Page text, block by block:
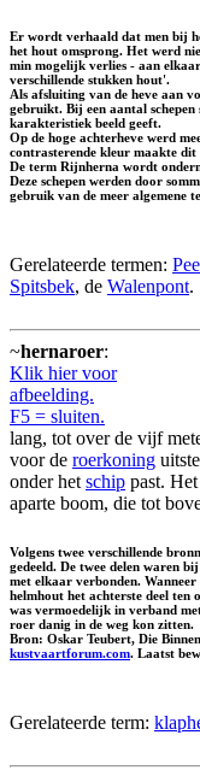
Er wordt verhaald dat men bij
het hout omsprong. Het werd
min mogelijk verlies - aan
verschillende stukken hout'.
Als afsluiting van de heve aan
gebruikt. Bij een aantal
karakteristiek beeld geeft.
Op de hoge achterheve werd
contrasterende kleur maakte
De term Rijnherna wordt
Deze schepen werden door
gebruik van de meer algemene
Gerelateerde termen:
Spitsbek, de Walenpont.
~hernaroer:
Klik hier voor
afbeelding.
F5 = sluiten.
lang, tot over de vijf
voor de roerkoning
onder hetschip past.
aparte boom, die tot
Volgens twee verschillende
gedeeld. De twee delen waren
met elkaar verbonden. Wanneer
helmhout het achterste deel ten
was vermoedelijk in verband
roer danig in de weg kon zitten.
Bron: Oskar Teubert, Die
kustvaartforum.com. Laatst
Gerelateerde term: